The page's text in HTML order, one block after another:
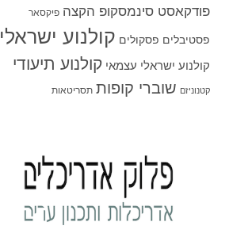
פודקאסט סינמסקופ הקצה פיקסאר
פסטיבלים פסקולים קולנוע ישראלי
קולנוע ישראלי עצמאי קולנוע תיעודי
קטנוניזם שוברי קופות תסריטאות